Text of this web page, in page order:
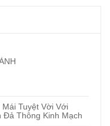
Tuyệt Vời Với
Đả Thông Kinh Mạch